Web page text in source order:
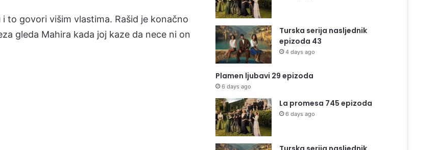
to govori višim vlastima. Rašid je konačno
gleda Mahira kada joj kaze da nece ni on
Turska serija nasljednik
epizoda 43
4 days ago
Plamen ljubavi 29 epizoda
6 days ago
La promesa 745 epizoda
6 days ago